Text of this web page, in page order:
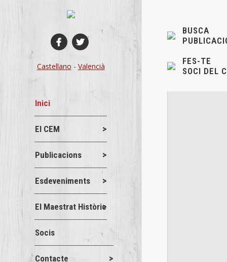
Castellano - Valencià
Inici
El CEM
Publicacions
Esdeveniments
El Maestrat Històric
Socis
Contacte
BUSCA
FES-TE
SOCI DEL